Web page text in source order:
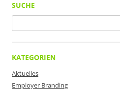
SUCHE
nach:
KATEGORIEN
Aktuelles
Employer Branding